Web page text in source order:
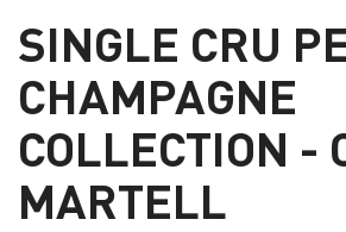
SINGLE CRU
CHAMPAGNE
COLLECTION -
MARTELL